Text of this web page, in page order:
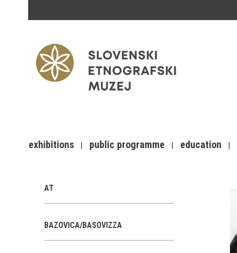
exhibitions public programme education
AT
BAZOVICA/BASOVIZZA